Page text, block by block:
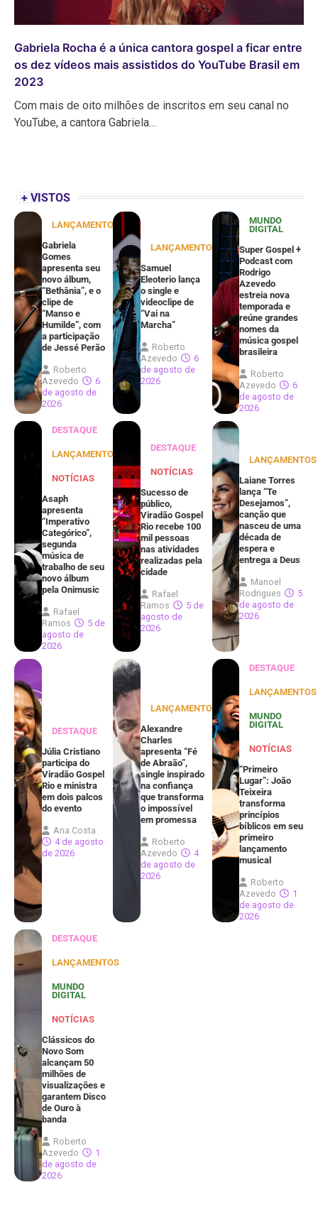
Gabriela Rocha é a única cantora gospel a ficar entre
os dez vídeos mais assistidos do YouTube Brasil em
2023
Com mais de oito milhões de inscritos em seu canal no
YouTube, a cantora Gabriela…
+ VISTOS
LANÇAMENTOS
Gabriela
Gomes
apresenta seu
novo álbum,
“Bethânia”, e o
clipe de
“Manso e
Humilde”, com
a participação
de Jessé Perão
Roberto
Azevedo
6
de agosto de
2026
LANÇAMENTOS
Samuel
Eleoterio lança
o single e
videoclipe de
“Vai na
Marcha”
Roberto
Azevedo
6
de agosto de
2026
MUNDO
DIGITAL
Super Gospel +
Podcast com
Rodrigo
Azevedo
estreia nova
temporada e
reúne grandes
nomes da
música gospel
brasileira
Roberto
Azevedo
6
de agosto de
2026
DESTAQUE
LANÇAMENTOS
NOTÍCIAS
Asaph
apresenta
“Imperativo
Categórico”,
segunda
música de
trabalho de seu
novo álbum
pela Onimusic
Rafael
Ramos
5 de
agosto de
2026
DESTAQUE
NOTÍCIAS
Sucesso de
público,
Viradão Gospel
Rio recebe 100
mil pessoas
nas atividades
realizadas pela
cidade
Rafael
Ramos
5 de
agosto de
2026
LANÇAMENTOS
Laiane Torres
lança “Te
Desejamos”,
canção que
nasceu de uma
década de
espera e
entrega a Deus
Manoel
Rodrigues
5
de agosto de
2026
DESTAQUE
Júlia Cristiano
participa do
Viradão Gospel
Rio e ministra
em dois palcos
do evento
Ana Costa
4 de agosto
de 2026
LANÇAMENTOS
Alexandre
Charles
apresenta “Fé
de Abraão”,
single inspirado
na confiança
que transforma
o impossível
em promessa
Roberto
Azevedo
4
de agosto de
2026
DESTAQUE
LANÇAMENTOS
MUNDO
DIGITAL
NOTÍCIAS
“Primeiro
Lugar”: João
Teixeira
transforma
princípios
bíblicos em seu
primeiro
lançamento
musical
Roberto
Azevedo
1
de agosto de
2026
DESTAQUE
LANÇAMENTOS
MUNDO
DIGITAL
NOTÍCIAS
Clássicos do
Novo Som
alcançam 50
milhões de
visualizações e
garantem Disco
de Ouro à
banda
Roberto
Azevedo
1
de agosto de
2026